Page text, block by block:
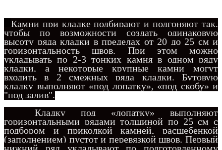
Камни при кладке подбирают и подгоняют так,
чтобы по возможности создать одинаковую
высоту ряда кладки в пределах от 20 до 25 см и
горизонтальность швов. При этом можно
укладывать по 2-3 тонких камня в одном ряду
кладки, а некоторые крупные камни могут
входить в 2 смежных ряда кладки. Бутовую
кладку выполняют «под лопатку», «под скобу» и
"под залив".
Кладку под «лопатку» выполняют
горизонтальными рядами толщиной по 25 см с
подбором и приколкой камней, расщебенкой
(заполнением) пустот и перевязкой швов. Первый